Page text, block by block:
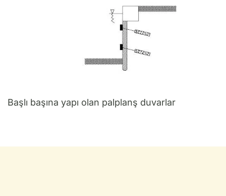
Başlı başına yapı olan palplanş duvarlar